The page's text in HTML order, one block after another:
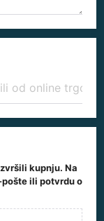
kupnju. Na
ili potvrdu o